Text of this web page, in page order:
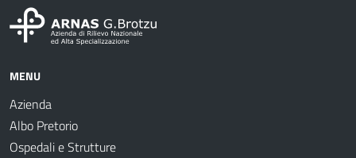
MENU
Azienda
Albo Pretorio
Ospedali e Strutture